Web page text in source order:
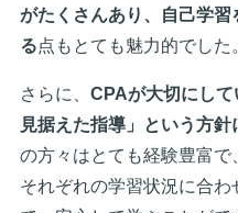
がたくさんあり、自己学
る点もとても魅力的でした
さらに、 CPAが大切にし
見据えた指導」という方
の方々はとても経験豊富で
それぞれの学習状況に合